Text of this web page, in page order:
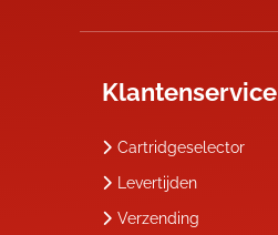
Klantenservice
Cartridgeselector
Levertijden
Verzending